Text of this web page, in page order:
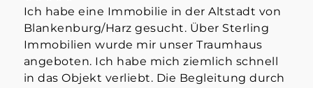
Ich habe eine Immobilie in der Altstadt von
Blankenburg/Harz gesucht. Über Sterling
Immobilien wurde mir unser Traumhaus
angeboten. Ich habe mich ziemlich schnell
in das Objekt verliebt. Die Begleitung durch